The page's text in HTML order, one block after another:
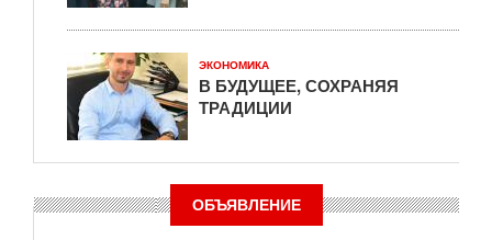
ЭКОНОМИКА
В БУДУЩЕЕ, СОХРАНЯЯ
ТРАДИЦИИ
ОБЪЯВЛЕНИЕ